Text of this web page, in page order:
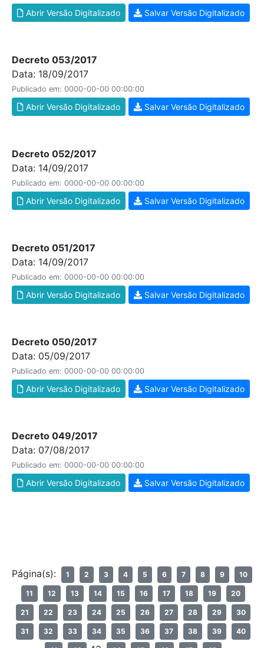
Abrir Versão Digitalizado Salvar Versão Digitalizado
Decreto 053/2017
Data: 18/09/2017
Publicado em: 0000-00-00 00:00:00
Abrir Versão Digitalizado Salvar Versão Digitalizado
Decreto 052/2017
Data: 14/09/2017
Publicado em: 0000-00-00 00:00:00
Abrir Versão Digitalizado Salvar Versão Digitalizado
Decreto 051/2017
Data: 14/09/2017
Publicado em: 0000-00-00 00:00:00
Abrir Versão Digitalizado Salvar Versão Digitalizado
Decreto 050/2017
Data: 05/09/2017
Publicado em: 0000-00-00 00:00:00
Abrir Versão Digitalizado Salvar Versão Digitalizado
Decreto 049/2017
Data: 07/08/2017
Publicado em: 0000-00-00 00:00:00
Abrir Versão Digitalizado Salvar Versão Digitalizado
Página(s): 1 2 3 4 5 6 7 8 9 10
11 12 13 14 15 16 17 18 19 20
21 22 23 24 25 26 27 28 29 30
31 32 33 34 35 36 37 38 39 40